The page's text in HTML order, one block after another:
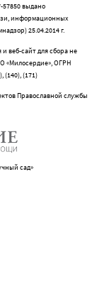
выдано
информационных
25.04.2014 г.
веб-сайт для сбора не
«Милосердие», ОГРН
(140), (171)
Православной службы
сад»